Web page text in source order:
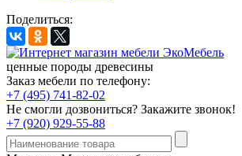
Поделиться:
ценные породы древесины
Заказ мебели по телефону:
+7 (495) 741-82-02
Не смогли дозвониться? Закажите звонок!
+7 (920) 929-55-88